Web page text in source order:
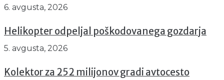
6. avgusta, 2026
Helikopter odpeljal poškodovanega gozdarja
5. avgusta, 2026
Kolektor za 252 milijonov gradi avtocesto